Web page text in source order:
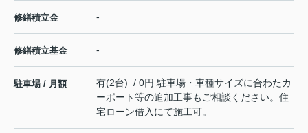
修繕積立金 -
修繕積立基金 -
駐車場 / 月額
有(2台) / 0円 駐車場・車種サイズに合わたカ
ーポート等の追加工事もご相談ください。住
宅ローン借入にて施工可。